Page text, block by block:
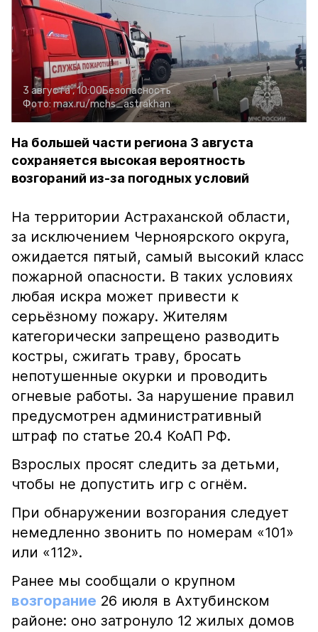
3 августа , 10:00Безопасность
Фото: max.ru/mchs_astrakhan
На большей части региона 3 августа
сохраняется высокая вероятность
возгораний из-за погодных условий
На территории Астраханской области,
за исключением Черноярского округа,
ожидается пятый, самый высокий класс
пожарной опасности. В таких условиях
любая искра может привести к
серьёзному пожару. Жителям
категорически запрещено разводить
костры, сжигать траву, бросать
непотушенные окурки и проводить
огневые работы. За нарушение правил
предусмотрен административный
штраф по статье 20.4 КоАП РФ.
Взрослых просят следить за детьми,
чтобы не допустить игр с огнём.
При обнаружении возгорания следует
немедленно звонить по номерам «101»
или «112».
Ранее мы сообщали о крупном
возгорание 26 июля в Ахтубинском
районе: оно затронуло 12 жилых домов